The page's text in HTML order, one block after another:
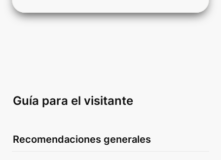
Guía para el visitante
Recomendaciones generales